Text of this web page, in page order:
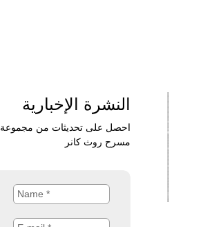
النشرة الإخبارية
احصل على تحديثات من مجموعة
مسرح روث كانر